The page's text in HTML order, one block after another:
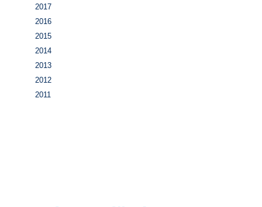
2017
2016
2015
2014
2013
2012
2011